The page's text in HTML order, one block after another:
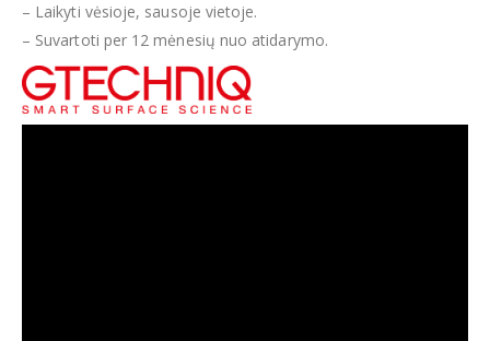
– Laikyti vėsioje, sausoje vietoje.
– Suvartoti per 12 mėnesių nuo atidarymo.